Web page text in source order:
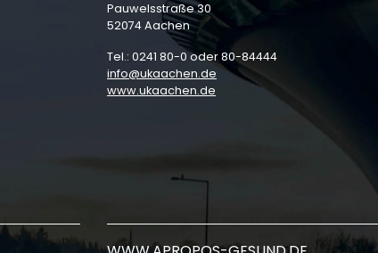
Pauwelsstraße 30
52074 Aachen
Tel.: 0241 80-0 oder 80-84444
info
ukaachen de
www.ukaachen.de